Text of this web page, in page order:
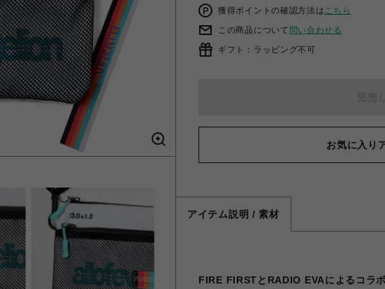
獲得ポイントの確認方法はこちら
この商品について 問い合わせる
ギフト：ラッピング不可
お気に入り
アイテム説明 / 素材
FIRE FIRSTとRADIO EVAによるコラ